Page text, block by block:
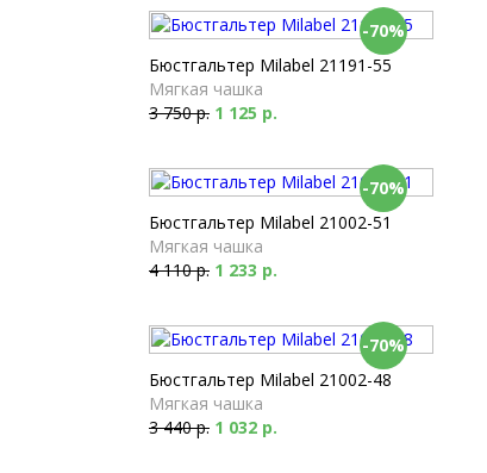
-70%
Бюстгальтер Milabel 21191-55
Мягкая чашка
3 750 р. 1 125 р.
-70%
Бюстгальтер Milabel 21002-51
Мягкая чашка
4 110 р. 1 233 р.
-70%
Бюстгальтер Milabel 21002-48
Мягкая чашка
3 440 р. 1 032 р.